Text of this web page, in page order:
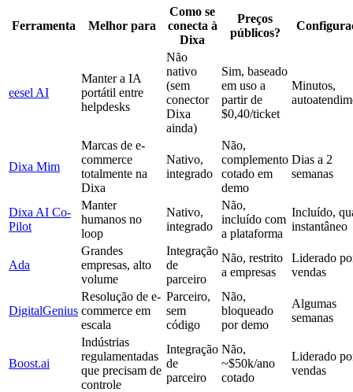
Ferramenta Melhor para
Como se
conecta à
Dixa
Preços
públicos?
eesel AI
Manter a IA
portátil entre
helpdesks
Não
nativo
(sem
conector
Dixa
ainda)
Sim, baseado
em uso a
partir de
$0,40/ticket
Minutos,
Dixa Mim
Marcas de e-
commerce
totalmente na
Dixa
Nativo,
integrado
Não,
complemento
cotado em
demo
Dias a 2
semanas
Dixa AI Co-
Pilot
Manter
humanos no
loop
Nativo,
integrado
Não,
incluído com
a plataforma
Incluído,
instantâneo
Ada
Grandes
empresas, alto
volume
Integração
de
parceiro
Não, restrito
a empresas
Liderado
vendas
DigitalGenius
Resolução de e-
commerce em
escala
Parceiro,
sem
código
Não,
bloqueado
por demo
Algumas
semanas
Boost.ai
Indústrias
regulamentadas
que precisam de
controle
Integração
de
parceiro
Não,
~$50k/ano
cotado
Liderado
vendas